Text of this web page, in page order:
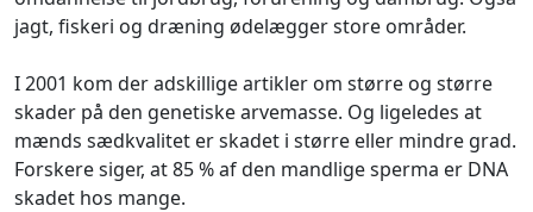
jagt, fiskeri og dræning ødelægger store områder.
I 2001 kom der adskillige artikler om større og større
skader på den genetiske arvemasse. Og ligeledes at
mænds sædkvalitet er skadet i større eller mindre grad.
Forskere siger, at 85 % af den mandlige sperma er DNA
skadet hos mange.